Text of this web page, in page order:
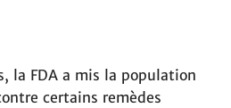
la FDA a mis la population
certains remèdes